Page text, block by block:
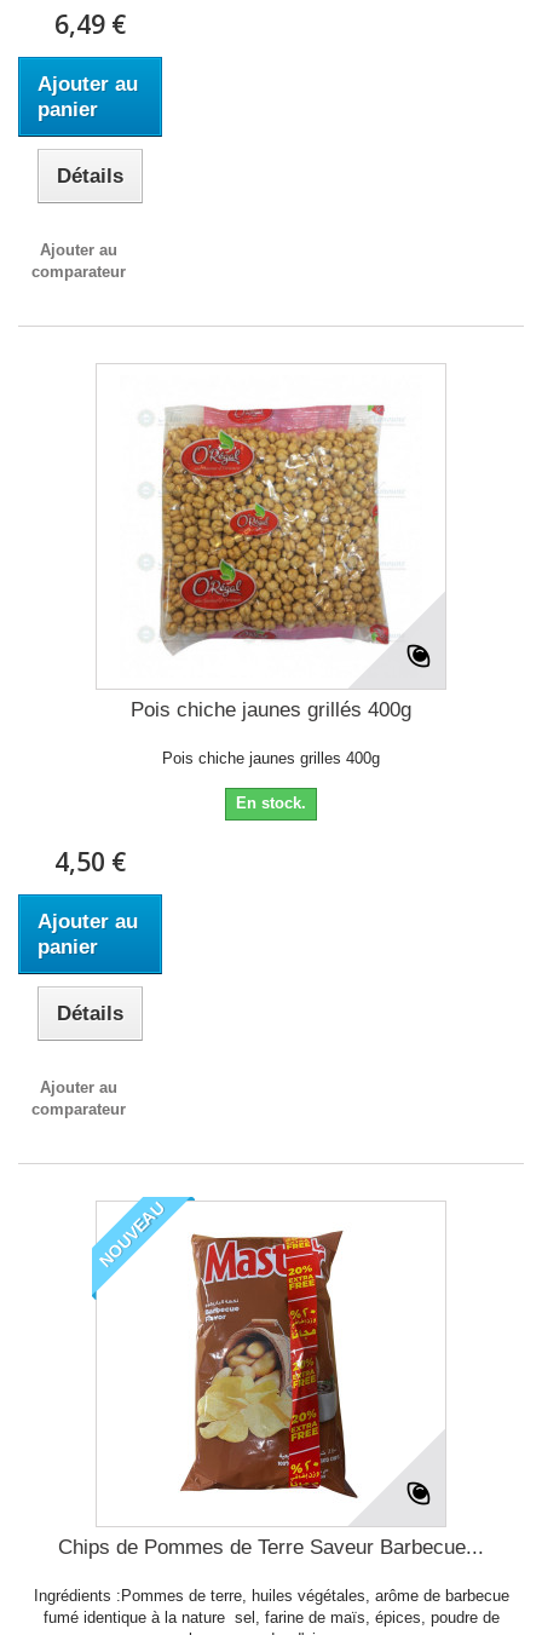
6,49 €
Ajouter au
panier
Détails
Ajouter au
comparateur
Pois chiche jaunes grillés 400g
Pois chiche jaunes grilles 400g
En stock.
4,50 €
Ajouter au
panier
Détails
Ajouter au
comparateur
NOUVEAU
Chips de Pommes de Terre Saveur Barbecue...
Ingrédients :Pommes de terre, huiles végétales, arôme de barbecue
fumé identique à la nature sel, farine de maïs, épices, poudre de